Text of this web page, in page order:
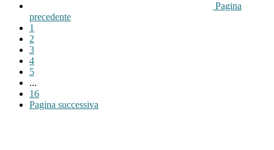
Pagina
precedente
1
2
3
4
5
...
16
Pagina successiva